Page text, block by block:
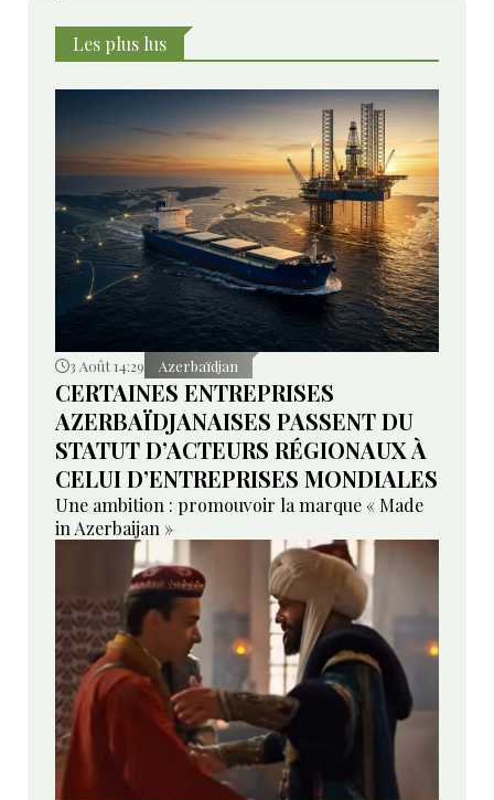
Les plus lus
3 Août 14:29 Azerbaïdjan
CERTAINES ENTREPRISES
AZERBAÏDJANAISES PASSENT DU
STATUT D’ACTEURS RÉGIONAUX À
CELUI D’ENTREPRISES MONDIALES
Une ambition : promouvoir la marque « Made
in Azerbaijan »